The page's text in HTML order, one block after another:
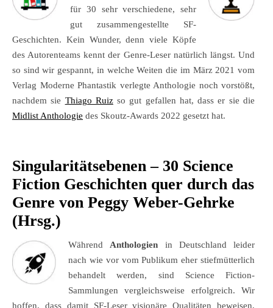
für 30 sehr verschiedene, sehr
gut zusammengestellte SF-
Geschichten. Kein Wunder, denn viele Köpfe
des Autorenteams kennt der Genre-Leser natürlich längst. Und
so sind wir gespannt, in welche Weiten die im März 2021 vom
Verlag Moderne Phantastik verlegte Anthologie noch vorstößt,
nachdem sie Thiago Ruizso gut gefallen hat, dass er sie die
Midlist Anthologie des Skoutz-Awards 2022 gesetzt hat.
Singularitätsebenen – 30 Science
Fiction Geschichten quer durch das
Genre von Peggy Weber-Gehrke
(Hrsg.)
WährendAnthologien in Deutschland leider
nach wie vor vom Publikum eher stiefmütterlich
behandelt werden, sind Science Fiction-
Sammlungen vergleichsweise erfolgreich. Wir
hoffen, dass damit SF-Leser visionäre Qualitäten beweisen,